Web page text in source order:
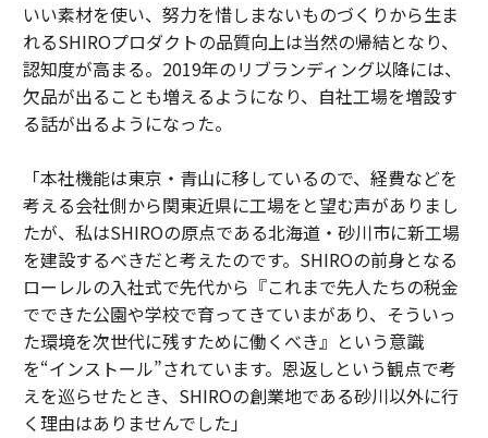
いい素材を使い、努力を惜しまないものづくりから生ま
れるSHIROプロダクトの品質向上は当然の帰結となり、
認知度が高まる。2019年のリブランディング以降には、
欠品が出ることも増えるようになり、自社工場を増設す
る話が出るようになった。
「本社機能は東京・青山に移しているので、経費などを
考える会社側から関東近県に工場をと望む声がありまし
たが、私はSHIROの原点である北海道・砂川市に新工場
を建設するべきだと考えたのです。SHIROの前身となる
ローレルの入社式で先代から『これまで先人たちの税金
でできた公園や学校で育ってきていまがあり、そういっ
た環境を次世代に残すために働くべき』という意識
を“インストール”されています。恩返しという観点で考
えを巡らせたとき、SHIROの創業地である砂川以外に行
く理由はありませんでした」